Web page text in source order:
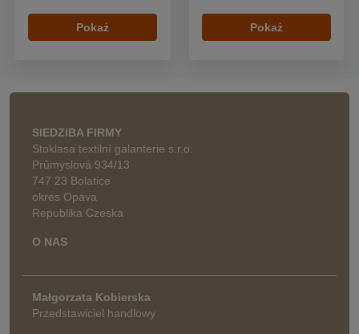
Pokaż Pokaż
SIEDZIBA FIRMY
Stoklasa textilní galanterie s.r.o.
Průmyslová 934/13
747 23 Bolatice
okres Opava
Republika Czeska
O NAS
Małgorzata Kobierska
Przedstawiciel handlowy